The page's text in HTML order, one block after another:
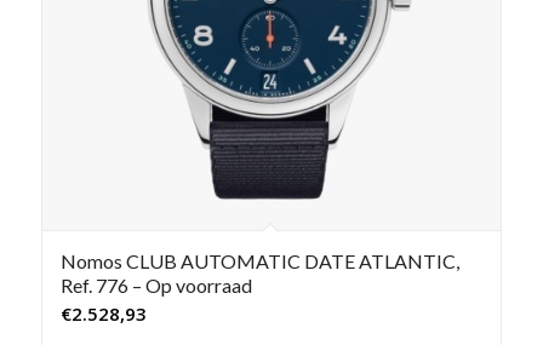
Nomos CLUB AUTOMATIC DATE ATLANTIC,
Ref. 776 – Op voorraad
€2.528,93